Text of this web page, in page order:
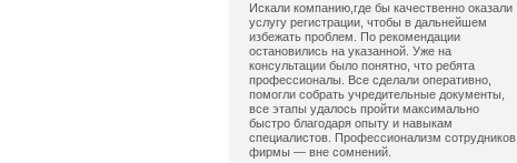
Искали компанию,где бы качественно оказали
услугу регистрации, чтобы в дальнейшем
избежать проблем. По рекомендации
остановились на указанной. Уже на
консультации было понятно, что ребята
профессионалы. Все сделали оперативно,
помогли собрать учредительные документы,
все этапы удалось пройти максимально
быстро благодаря опыту и навыкам
специалистов. Профессионализм сотрудников
фирмы — вне сомнений.